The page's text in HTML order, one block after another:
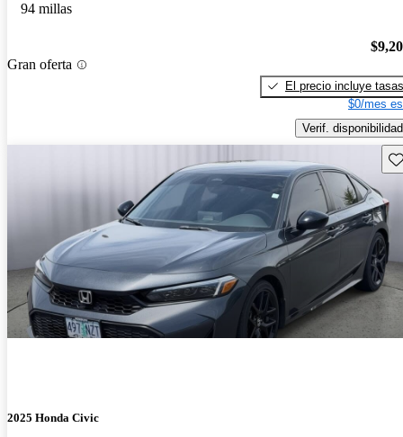
94 millas
Gran oferta
El precio incluye tasas
$0/mes
Verif. disponibilidad
2025 Honda Civic